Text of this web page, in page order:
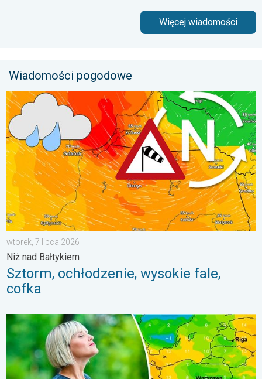
Więcej wiadomości
Wiadomości pogodowe
Sztorm, ochłodzenie, wysokie fale, cofka. Niż nad Bałtykiem.
wtorek, 7 lipca 2026
Niż nad Bałtykiem
Sztorm, ochłodzenie, wysokie fale,
cofka
Dlaczego powietrze jest dziś takie przyjemne?. Efekt punktu